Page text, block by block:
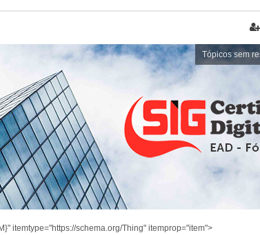
Tópicos sem
itemtype="https://schema.org/Thing" itemprop="item">